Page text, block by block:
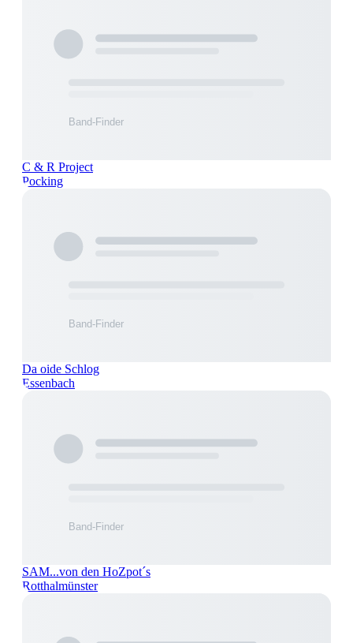
C & R Project
Pocking
Da oide Schlog
Essenbach
SAM...von den HoZpot´s
Rotthalmünster